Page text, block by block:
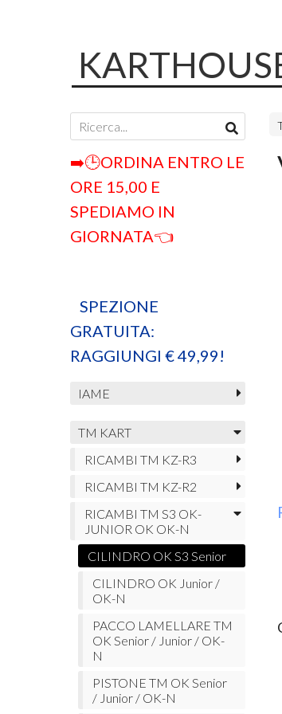
➡️🕒ORDINA ENTRO LE
ORE 15,00 E
SPEDIAMO IN
GIORNATA👈
SPEZIONE
GRATUITA:
RAGGIUNGI € 49,99!
IAME
TM KART
RICAMBI TM KZ-R3
RICAMBI TM KZ-R2
RICAMBI TM S3 OK-
JUNIOR OK OK-N
CILINDRO OK S3 Senior
CILINDRO OK Junior /
OK-N
PACCO LAMELLARE TM
OK Senior / Junior / OK-
N
PISTONE TM OK Senior
/ Junior / OK-N